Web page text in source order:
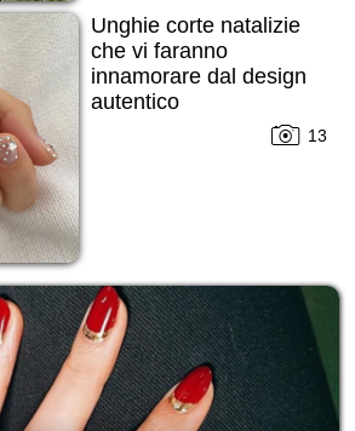
Unghie corte natalizie
che vi faranno
innamorare dal design
autentico
13